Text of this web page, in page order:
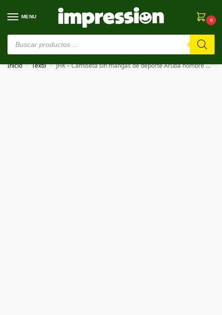
MENU
0
⚠️ Estamos en pruebas. Si algo falla, ¡Perdón!⚠️
Inicio / Textil / JHK – Camiseta sin mangas de deporte Aruba hombre MAN ARUBA SPORT T-SHIRT